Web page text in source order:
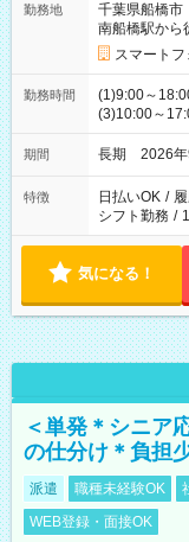
勤務地
千葉県船橋市
南船橋駅から
スマート
勤務時間
(1)9:00～
(3)10:00～
期間 長期 2026年
特徴 日払いOK /
シフト勤務 /
気になる！
＜単発＊シニア
の仕分け＊負担
派遣 職種未経験OK
WEB登録・面接OK